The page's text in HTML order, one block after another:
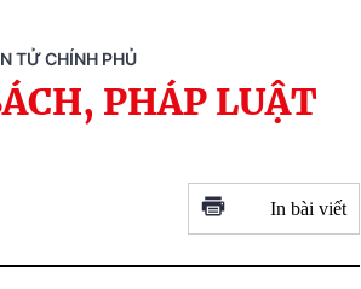
TỬ CHÍNH PHỦ
PHÁP LUẬT
In bài viết